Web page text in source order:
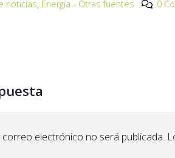
noticias, Energía - Otras fuentes 0
electrónico no será publicada.